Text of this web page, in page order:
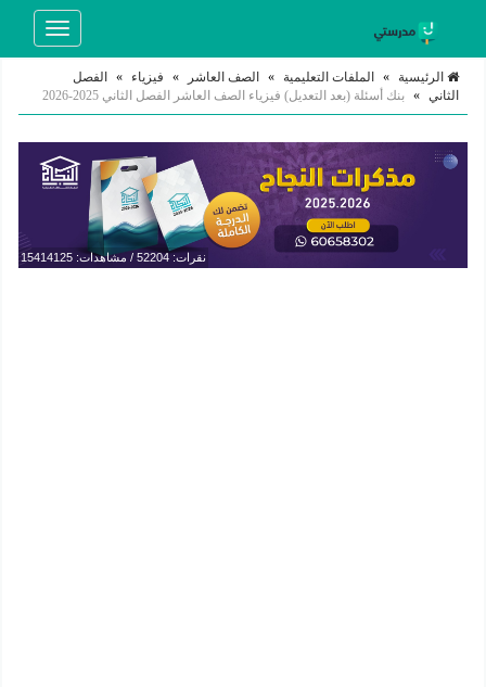
Toggle
الرئيسية » الملفات التعليمية » الصف العاشر » فيزياء »
الفصل
الثاني » بنك أسئلة (بعد التعديل) فيزياء الصف العاشر الفصل الثاني 2025-2026
نقرات: 52204 / مشاهدات: 15414125